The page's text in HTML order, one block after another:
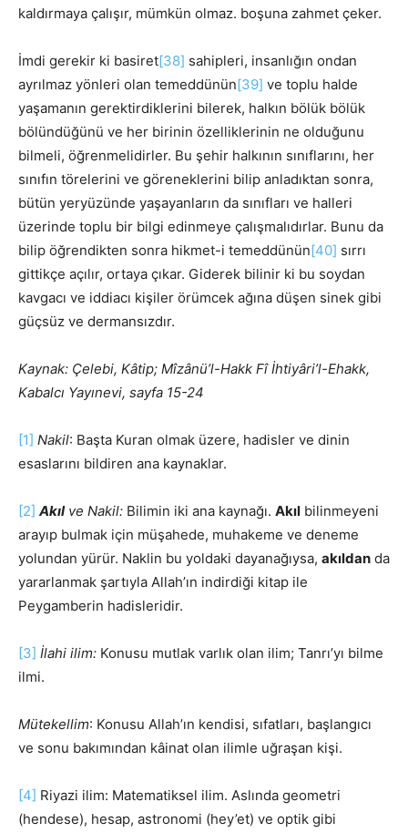
kaldırmaya çalışır, mümkün olmaz. boşuna zahmet çeker.
İmdi gerekir ki basiret[38] sahipleri, insanlığın ondan
ayrılmaz yönleri olan temeddünün[39] ve toplu halde
yaşamanın gerektirdiklerini bilerek, halkın bölük bölük
bölündüğünü ve her birinin özelliklerinin ne olduğunu
bilmeli, öğrenmelidirler. Bu şehir halkının sınıflarını, her
sınıfın törelerini ve göreneklerini bilip anladıktan sonra,
bütün yeryüzünde yaşayanların da sınıfları ve halleri
üzerinde toplu bir bilgi edinmeye çalışmalıdırlar. Bunu da
bilip öğrendikten sonra hikmet-i temeddünün[40] sırrı
gittikçe açılır, ortaya çıkar. Giderek bilinir ki bu soydan
kavgacı ve iddiacı kişiler örümcek ağına düşen sinek gibi
güçsüz ve dermansızdır.
Kaynak: Çelebi, Kâtip; Mîzânü’l-Hakk Fî İhtiyâri’l-Ehakk,
Kabalcı Yayınevi, sayfa 15-24
[1] Nakil: Başta Kuran olmak üzere, hadisler ve dinin
esaslarını bildiren ana kaynaklar.
[2] Akılve Nakil: Bilimin iki ana kaynağı. Akıl bilinmeyeni
arayıp bulmak için müşahede, muhakeme ve deneme
yolundan yürür. Naklin bu yoldaki dayanağıysa, akıldan da
yararlanmak şartıyla Allah’ın indirdiği kitap ile
Peygamberin hadisleridir.
[3] İlahi ilim: Konusu mutlak varlık olan ilim; Tanrı’yı bilme
ilmi.
Mütekellim: Konusu Allah’ın kendisi, sıfatları, başlangıcı
ve sonu bakımından kâinat olan ilimle uğraşan kişi.
[4] Riyazi ilim: Matematiksel ilim. Aslında geometri
(hendese), hesap, astronomi (hey’et) ve optik gibi